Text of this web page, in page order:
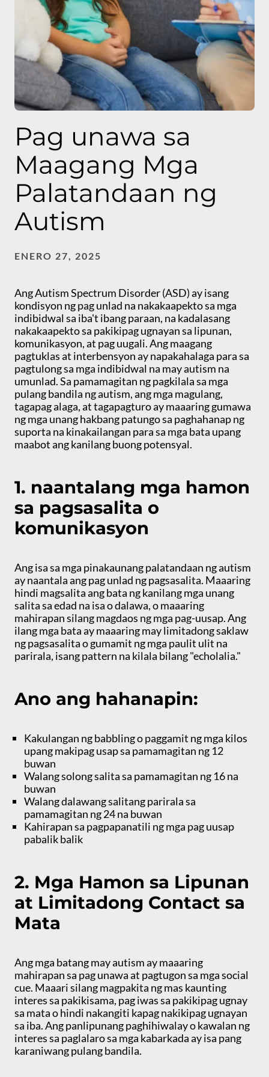
Pag unawa sa
Maagang Mga
Palatandaan ng
Autism
ENERO 27, 2025
Ang Autism Spectrum Disorder (ASD) ay isang
kondisyon ng pag unlad na nakakaapekto sa mga
indibidwal sa iba't ibang paraan, na kadalasang
nakakaapekto sa pakikipag ugnayan sa lipunan,
komunikasyon, at pag uugali. Ang maagang
pagtuklas at interbensyon ay napakahalaga para sa
pagtulong sa mga indibidwal na may autism na
umunlad. Sa pamamagitan ng pagkilala sa mga
pulang bandila ng autism, ang mga magulang,
tagapag alaga, at tagapagturo ay maaaring gumawa
ng mga unang hakbang patungo sa paghahanap ng
suporta na kinakailangan para sa mga bata upang
maabot ang kanilang buong potensyal.
1. naantalang mga hamon
sa pagsasalita o
komunikasyon
Ang isa sa mga pinakaunang palatandaan ng autism
ay naantala ang pag unlad ng pagsasalita. Maaaring
hindi magsalita ang bata ng kanilang mga unang
salita sa edad na isa o dalawa, o maaaring
mahirapan silang magdaos ng mga pag-uusap. Ang
ilang mga bata ay maaaring may limitadong saklaw
ng pagsasalita o gumamit ng mga paulit ulit na
parirala, isang pattern na kilala bilang "echolalia."
Ano ang hahanapin:
Kakulangan ng babbling o paggamit ng mga kilos
upang makipag usap sa pamamagitan ng 12
buwan
Walang solong salita sa pamamagitan ng 16 na
buwan
Walang dalawang salitang parirala sa
pamamagitan ng 24 na buwan
Kahirapan sa pagpapanatili ng mga pag uusap
pabalik balik
2. Mga Hamon sa Lipunan
at Limitadong Contact sa
Mata
Ang mga batang may autism ay maaaring
mahirapan sa pag unawa at pagtugon sa mga social
cue. Maaari silang magpakita ng mas kaunting
interes sa pakikisama, pag iwas sa pakikipag ugnay
sa mata o hindi nakangiti kapag nakikipag ugnayan
sa iba. Ang panlipunang paghihiwalay o kawalan ng
interes sa paglalaro sa mga kabarkada ay isa pang
karaniwang pulang bandila.